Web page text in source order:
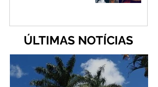
ÚLTIMAS NOTÍCIAS